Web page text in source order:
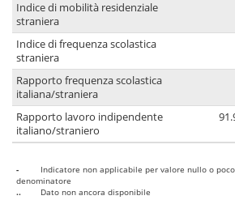
Indice di mobilità residenziale
straniera
Indice di frequenza scolastica
straniera
Rapporto frequenza scolastica
italiana/straniera
Rapporto lavoro indipendente
italiano/straniero
-
Indicatore non applicabile per valore nullo o
denominatore
..
Dato non ancora disponibile